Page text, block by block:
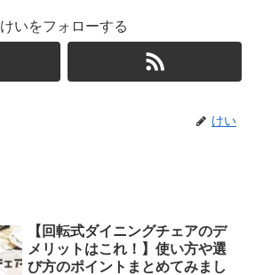
けいをフォローする
けい
【回転式ダイニングチェアのデ
メリットはこれ！】使い方や選
び方のポイントまとめてみまし